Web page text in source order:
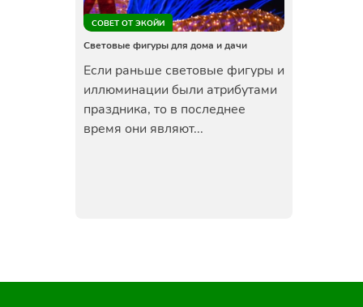
СОВЕТ ОТ ЭКОЙИ
Световые фигуры для дома и дачи
Если раньше световые фигуры и
иллюминации были атрибутами
праздника, то в последнее
время они являют...